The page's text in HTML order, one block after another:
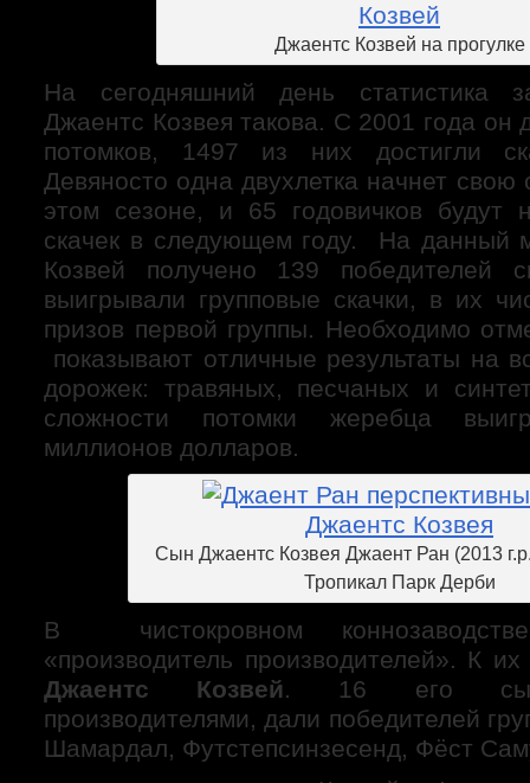
Джаентс Козвей на прогулке
На сегодняшний день статистика
Джаентс Козвея такова. С 2001 года он
потомков, 1497 из них достигли
Девяносто одна двухлетка начнет свою
этом сезоне, и 65 годовичков будут
скачек в следующем году. На данный
Козвей получено 139 победителей
выигрывали групповые скачки, в их
призов первой группы. Необходимо
показывают отличные результаты на
дорожек: травяных, песчаных и
сложности потомки жеребца
миллионов долларов.
Сын Джаентс Козвея Джаент Ран (2013
Тропикал Парк Дерби
В чистокровном
«производитель производителей». К
Джаентс Козвей. 16 его
производителями, дали победителей
Шамардал, Футстепсинзесенд, Фёст